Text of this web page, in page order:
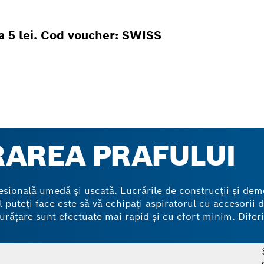
lei. Cod voucher: SWISS
PRAFULUI
umedă și uscată. Lucrările de construcții și
face este să vă echipați aspiratorul cu accesorii
sunt efectuate mai rapid și cu efort minim.
aspirator din diferite materiale: polietilenă, hârtie și
de până la 99%, oferindu-vă o curățare temeinică și